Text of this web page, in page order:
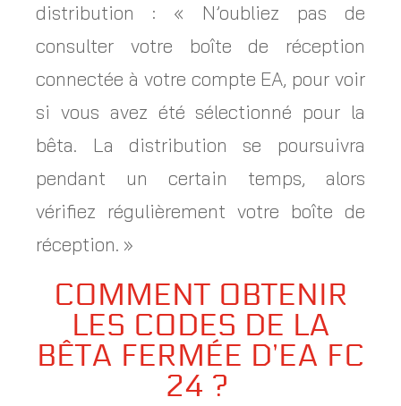
distribution : « N’oubliez pas de
consulter votre boîte de réception
connectée à votre compte EA, pour voir
si vous avez été sélectionné pour la
bêta. La distribution se poursuivra
pendant un certain temps, alors
vérifiez régulièrement votre boîte de
réception. »
COMMENT OBTENIR
LES CODES DE LA
BÊTA FERMÉE D’EA FC
24 ?